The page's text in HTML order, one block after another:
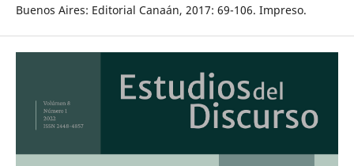
Buenos Aires: Editorial Canaán, 2017: 69-106. Impreso.